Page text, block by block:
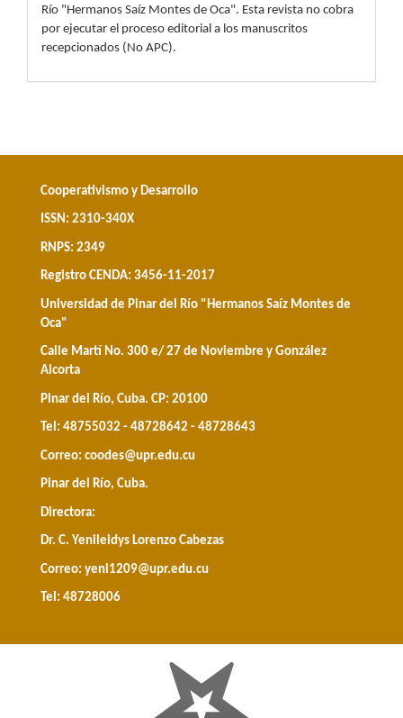
Río "Hermanos Saíz Montes de Oca". Esta revista no cobra
por ejecutar el proceso editorial a los manuscritos
recepcionados (No APC).
Cooperativismo y Desarrollo
ISSN: 2310-340X
RNPS: 2349
Registro CENDA: 3456-11-2017
Universidad de Pinar del Río "Hermanos Saíz Montes de
Oca"
Calle Martí No. 300 e/ 27 de Noviembre y González
Alcorta
Pinar del Río, Cuba. CP: 20100
Tel: 48755032 - 48728642 - 48728643
Correo: coodes@upr.edu.cu
Pinar del Río, Cuba.
Directora:
Dr. C. Yenileidys Lorenzo Cabezas
Correo: yeni1209@upr.edu.cu
Tel: 48728006